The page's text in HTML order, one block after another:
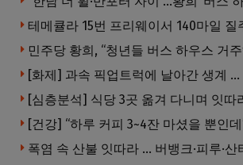
민주당 황희, “청년들 버스 하우스 거